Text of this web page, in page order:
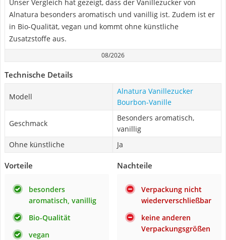
Unser Vergleich hat gezeigt, dass der Vanillezucker von
Alnatura besonders aromatisch und vanillig ist. Zudem ist er
in Bio-Qualität, vegan und kommt ohne künstliche
Zusatzstoffe aus.
08/2026
Technische Details
Modell
Alnatura Vanillezucker
Bourbon-Vanille
Geschmack
Besonders aromatisch,
vanillig
Ohne künstliche
Ja
Vorteile
besonders
aromatisch, vanillig
Bio-Qualität
vegan
Nachteile
Verpackung nicht
wiederverschließbar
keine anderen
Verpackungsgrößen